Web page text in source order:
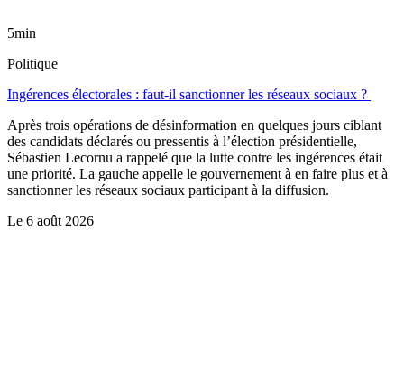
5min
Politique
Ingérences électorales : faut-il sanctionner les réseaux sociaux ?
Après trois opérations de désinformation en quelques jours ciblant
des candidats déclarés ou pressentis à l’élection présidentielle,
Sébastien Lecornu a rappelé que la lutte contre les ingérences était
une priorité. La gauche appelle le gouvernement à en faire plus et à
sanctionner les réseaux sociaux participant à la diffusion.
Le 6 août 2026